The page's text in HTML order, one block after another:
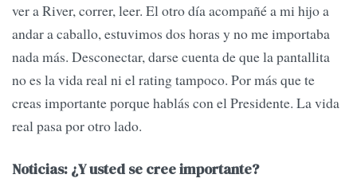
ver a River, correr, leer. El otro día acompañé a mi hijo a
andar a caballo, estuvimos dos horas y no me importaba
nada más. Desconectar, darse cuenta de que la pantallita
no es la vida real ni el rating tampoco. Por más que te
creas importante porque hablás con el Presidente. La vida
real pasa por otro lado.
Noticias: ¿Y usted se cree importante?